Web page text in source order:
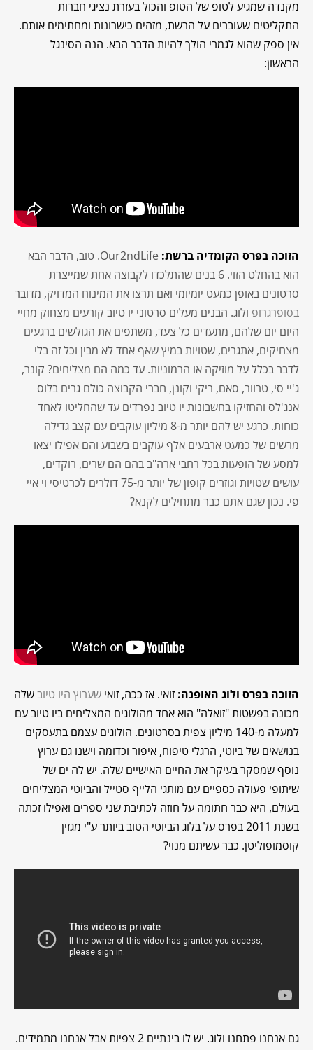
מקנדה שמגיע לטופ של הטופ והכול בעזרת נציגי חברות
התקליטים שעוברים על הרשת, מזהים כישרונות ומחתימים אותם.
אין ספק שהוא לגמרי הולך להיות הדבר הבא. הנה הסינגל
הראשון:
הזוכה בפרס הקומדיה ברשת:
Our2ndLife. טוב, הדבר הבא
הוא בהחלט הזוי. 6 בנים שהתלכדו לקבוצה אחת שמייצרת
סרטונים באופן כמעט יומיומי ואם תרצו את המינוח המדויק, מדובר
בסופרגרופ ולוג. הבנים מעלים סרטוני יו טיוב קורעים מצחוק מחיי
היום יום שלהם, מתעדים כל צעד, משתפים את הגולשים ברגעים
מצחיקים, אתגרים, שטויות במיץ שאף אחד לא מבין וכל זה בלי
לדבר בכלל על מוזיקה או הרמוניות. עד כמה הם מצליחים? קונר,
ג'יי סי, טרוור, סאם, ריקי וקונן, חברי הקבוצה כולם גרים בלוס
אנג'לס והחזיקו בחשבונות יו טיוב נפרדים עד שהחליטו לאחד
כוחות. כרגע יש להם יותר מ-8 מיליון עוקבים עם קצב גדילה
מרשים של כמעט ארבעים אלף עוקבים בשבוע והם אפילו יצאו
למסע של הופעות בכל רחבי ארה"ב בהם הם שרים, רוקדים,
עושים שטויות וגוזרים קופון של יותר מ-75 דולרים לכרטיסי וי איי
פי. נכון שגם אתם כבר מתחילים לקנא?
הזוכה בפרס ולוג האופנה: זואי. אז ככה, זואי שערוץ היו טיובשלה
מכונה בפשטות "זואלה" הוא אחד מהולוגים המצליחים ביו טיוב עם
למעלה מ-140 מיליון צפית בסרטונים. הולוגים עצמם בתעסקים
בנושאים של ביוטי, הרגלי טיפוח, איפור וכדומה וישנו גם ערוץ
נוסף שמסקר בעיקר את החיים האישיים שלה. יש לה ים של
שיתופי פעולה כספיים עם מותגי הלייף סטייל והביוטי המצליחים
בעולם, היא כבר חתומה על חוזה לכתיבת שני ספרים ואפילו זכתה
בשנת 2011 בפרס על בלוג הביוטי הטוב ביותר ע"י מגזין
קוסמופוליטן. כבר עשיתם מנוי?
גם אנחנו פתחנו ולוג. יש לו בינתיים 2 צפיות אבל אנחנו מתמידים.